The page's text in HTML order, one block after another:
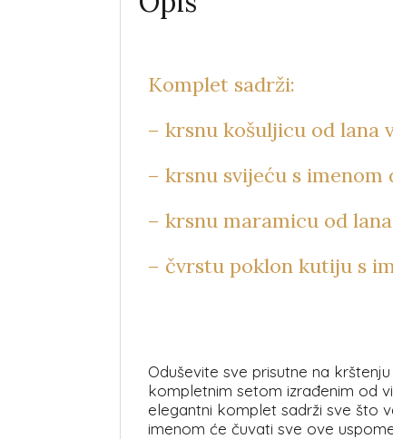
Komplet sadrži:
– krsnu košuljicu od lana
– krsnu svijeću s
– krsnu maramicu od
– čvrstu poklon kutiju s
Oduševite sve prisutne na
kompletnim setom izrađenim od
elegantni komplet sadrži sve što
imenom će čuvati sve ove